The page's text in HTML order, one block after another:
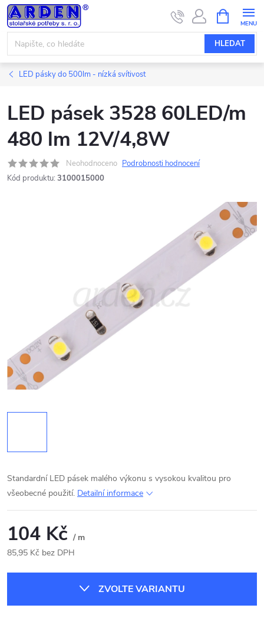
Přejít
na
obsah
HLEDAT
NÁKUPNÍ
KOŠÍK
LED pásky do 500lm - nízká svítivost
LED pásek 3528 60LED/m
480 lm 12V/4,8W
Neohodnoceno Podrobnosti hodnocení
Kód produktu: 3100015000
Standardní LED pásek malého výkonu s vysokou kvalitou pro
všeobecné použití. Detailní informace
104 Kč / m
85,95 Kč bez DPH
ZVOLTE VARIANTU